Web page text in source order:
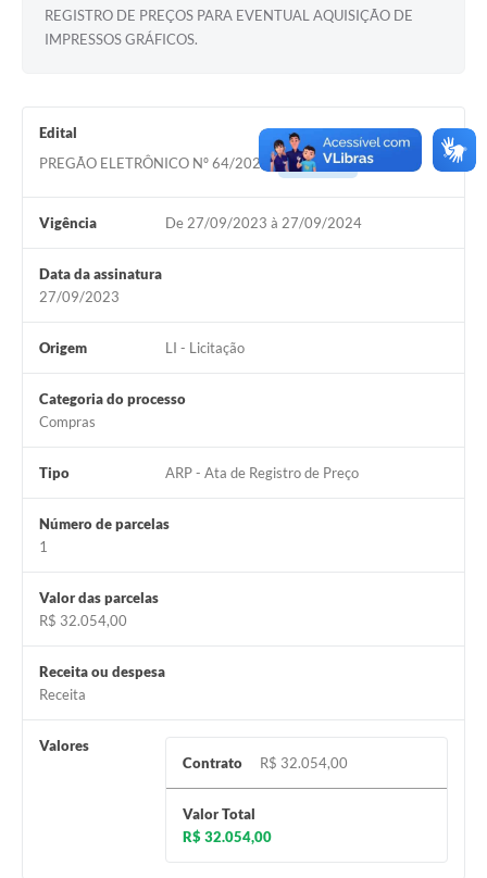
Água de Qualidade
Bairros Rurais
Galeria de Fotos
Ouvidoria Municipal
Arquivos para Download
Carta de Serviços
Turismo
Galeria de Vídeos
Contas Públicas
Links
Telefones Úteis
REGISTRO DE PREÇOS PARA EVENTUAL AQUISIÇÃO DE
IMPRESSOS GRÁFICOS.
Edital
PREGÃO ELETRÔNICO Nº 64/2023
Acessar
Vigência De 27/09/2023 à 27/09/2024
Data da assinatura
27/09/2023
Origem LI - Licitação
Categoria do processo
Compras
Tipo ARP - Ata de Registro de Preço
Número de parcelas
1
Valor das parcelas
R$ 32.054,00
Receita ou despesa
Receita
Valores
Contrato
R$ 32.054,00
Valor Total
R$ 32.054,00